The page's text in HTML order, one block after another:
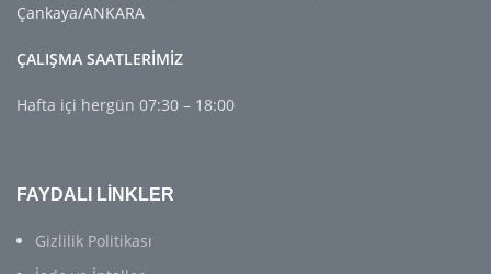
Çankaya/ANKARA
ÇALIŞMA SAATLERİMİZ
Hafta içi hergün 07:30 – 18:00
FAYDALI LİNKLER
Gizlilik Politikası